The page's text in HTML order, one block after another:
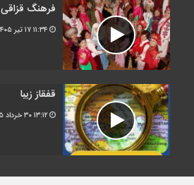
فرهنگ قزاقی
۱۷ تیر ۱۴۰۵
قفقاز زیبا
۳۰ خرداد ۱۴۰۵